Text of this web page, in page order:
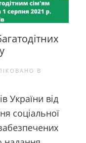
В
України від
соціальної